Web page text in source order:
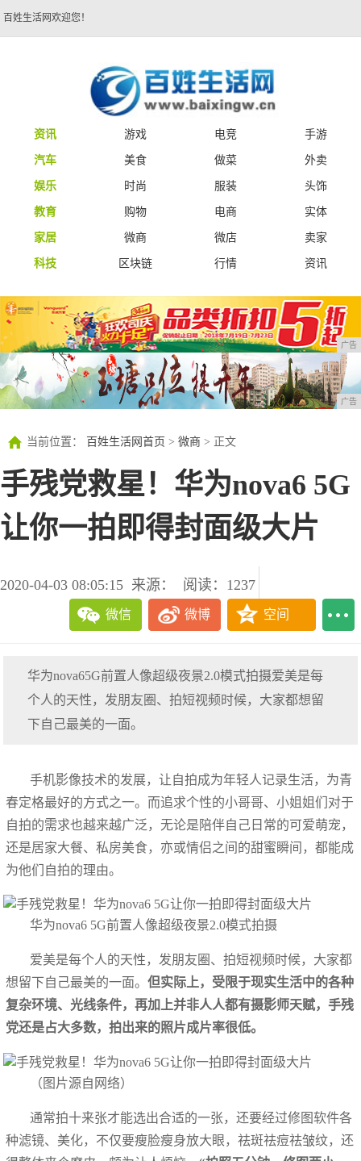
百姓生活网欢迎您！
资讯 游戏 电竞
手游
汽车
美食 做菜
外卖
娱乐
时尚 服装
头饰
教育
购物 电商
实体
家居
微商 微店
卖家
科技
区块链 行情 资讯
广告
广告
当前位置： 百姓生活网首页 > 微商 > 正文
手残党救星！华为nova6 5G
让你一拍即得封面级大片
2020-04-03 08:05:15 来源： 阅读：1237
微信 微博 空间
华为nova65G前置人像超级夜景2.0模式拍摄爱美是每
个人的天性，发朋友圈、拍短视频时候，大家都想留
下自己最美的一面。
手机影像技术的发展，让自拍成为年轻人记录生活，为青
春定格最好的方式之一。而追求个性的小哥哥、小姐姐们对于
自拍的需求也越来越广泛，无论是陪伴自己日常的可爱萌宠，
还是居家大餐、私房美食，亦或情侣之间的甜蜜瞬间，都能成
为他们自拍的理由。
华为nova6 5G前置人像超级夜景2.0模式拍摄
爱美是每个人的天性，发朋友圈、拍短视频时候，大家都
想留下自己最美的一面。但实际上，受限于现实生活中的各种
复杂环境、光线条件，再加上并非人人都有摄影师天赋，手残
党还是占大多数，拍出来的照片成片率很低。
（图片源自网络）
通常拍十来张才能选出合适的一张，还要经过修图软件各
种滤镜、美化，不仅要瘦脸瘦身放大眼，祛斑祛痘祛皱纹，还